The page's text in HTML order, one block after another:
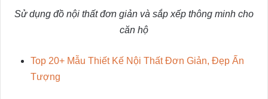
Sử dụng đồ nội thất đơn giản và sắp xếp thông minh cho
căn hộ
Top 20+ Mẫu Thiết Kế Nội Thất Đơn Giản, Đẹp Ấn
Tượng